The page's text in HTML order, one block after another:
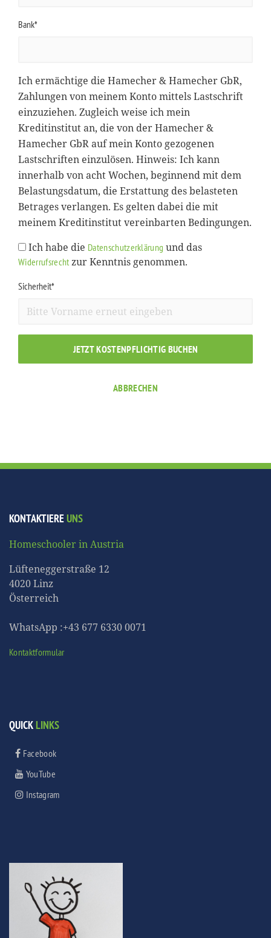
Bank*
Ich ermächtige die Hamecher & Hamecher GbR,
Zahlungen von meinem Konto mittels Lastschrift
einzuziehen. Zugleich weise ich mein
Kreditinstitut an, die von der Hamecher &
Hamecher GbR auf mein Konto gezogenen
Lastschriften einzulösen. Hinweis: Ich kann
innerhalb von acht Wochen, beginnend mit dem
Belastungsdatum, die Erstattung des belasteten
Betrages verlangen. Es gelten dabei die mit
meinem Kreditinstitut vereinbarten Bedingungen.
Ich habe die Datenschutzerklärung und das
Widerrufsrechtzur Kenntnis genommen.
Sicherheit*
JETZT KOSTENPFLICHTIG BUCHEN
ABBRECHEN
KONTAKTIEREUNS
Homeschooler in Austria
Lüfteneggerstraße 12
4020 Linz
Österreich
WhatsApp :+43 677 6330 0071
Kontaktformular
QUICKLINKS
Facebook
YouTube
Instagram